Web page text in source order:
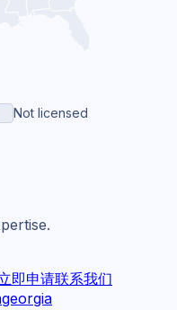
Not licensed
即申请联系我们
georgia